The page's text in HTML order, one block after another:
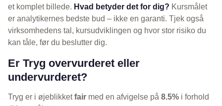
et komplet billede. Hvad betyder det for dig? Kursmålet
er analytikernes bedste bud – ikke en garanti. Tjek også
virksomhedens tal, kursudviklingen og hvor stor risiko du
kan tåle, før du beslutter dig.
Er Tryg overvurderet eller
undervurderet?
Tryg er i øjeblikketfair med en afvigelse på 8.5% i forhold